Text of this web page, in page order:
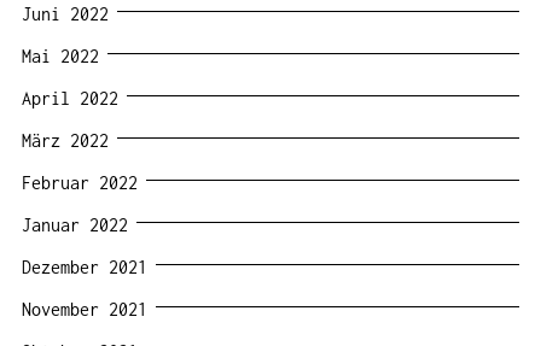
Juni 2022
Mai 2022
April 2022
März 2022
Februar 2022
Januar 2022
Dezember 2021
November 2021